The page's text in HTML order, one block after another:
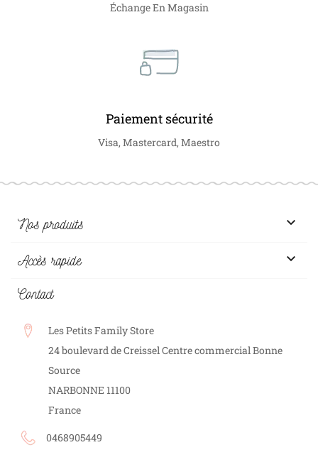
Échange En Magasin
Paiement sécurité
Visa, Mastercard, Maestro
Nos produits 
Accès rapide 
Contact
Les Petits Family Store
24 boulevard de Creissel Centre commercial Bonne
Source
NARBONNE 11100
France
0468905449